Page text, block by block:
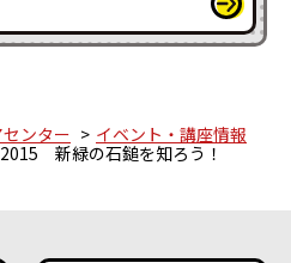
ンター
イベント・講座情報
新緑の石鎚を知ろう！